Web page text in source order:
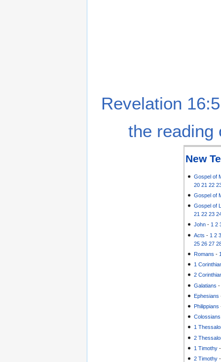
Revelation
the reading
New
Gospel of
20 21 22
Gospel of
Gospel of
21 22 23
John -1 2
Acts - 1 2
25 26 27
Romans -
1
2
Galatians
Ephesians
Philippians
Colossians
1
2
1 Timothy
2 Timothy